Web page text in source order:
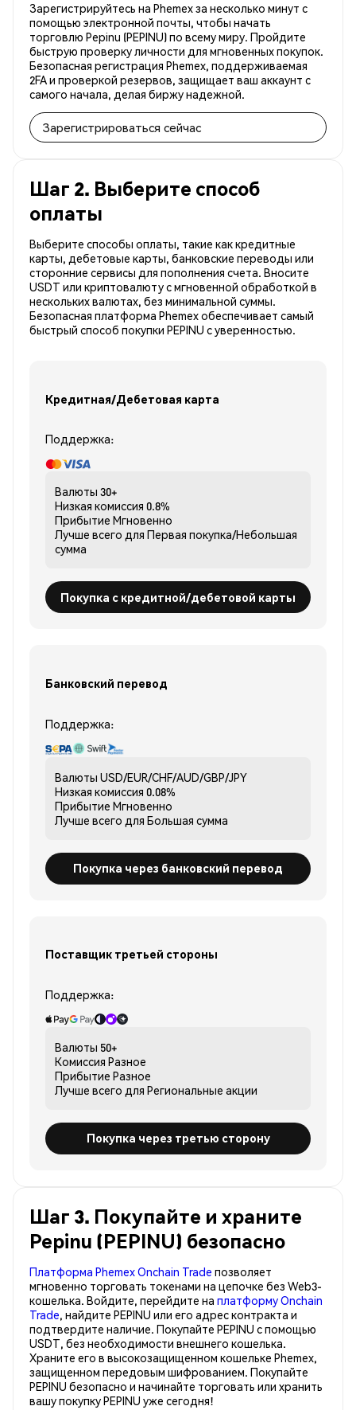
Зарегистрируйтесь на Phemex за несколько минут с
помощью электронной почты, чтобы начать
торговлю Pepinu (PEPINU) по всему миру. Пройдите
быструю проверку личности для мгновенных покупок.
Безопасная регистрация Phemex, поддерживаемая
2FA и проверкой резервов, защищает ваш аккаунт с
самого начала, делая биржу надежной.
Зарегистрироваться сейчас
Шаг 2. Выберите способ
оплаты
Выберите способы оплаты, такие как кредитные
карты, дебетовые карты, банковские переводы или
сторонние сервисы для пополнения счета. Вносите
USDT или криптовалюту с мгновенной обработкой в
нескольких валютах, без минимальной суммы.
Безопасная платформа Phemex обеспечивает самый
быстрый способ покупки PEPINU с уверенностью.
Кредитная/Дебетовая карта
Поддержка:
Валюты 30+
Низкая комиссия 0.8%
Прибытие Мгновенно
Лучше всего для Первая покупка/Небольшая
сумма
Покупка с кредитной/дебетовой карты
Банковский перевод
Поддержка:
Валюты USD/EUR/CHF/AUD/GBP/JPY
Низкая комиссия 0.08%
Прибытие Мгновенно
Лучше всего для Большая сумма
Покупка через банковский перевод
Поставщик третьей стороны
Поддержка:
Валюты 50+
Комиссия Разное
Прибытие Разное
Лучше всего для Региональные акции
Покупка через третью сторону
Шаг 3. Покупайте и храните
Pepinu (PEPINU) безопасно
Платформа Phemex Onchain Trade позволяет
мгновенно торговать токенами на цепочке без Web3-
кошелька. Войдите, перейдите на платформу Onchain
Trade, найдите PEPINU или его адрес контракта и
подтвердите наличие. Покупайте PEPINU с помощью
USDT, без необходимости внешнего кошелька.
Храните его в высокозащищенном кошельке Phemex,
защищенном передовым шифрованием. Покупайте
PEPINU безопасно и начинайте торговать или хранить
вашу покупку PEPINU уже сегодня!